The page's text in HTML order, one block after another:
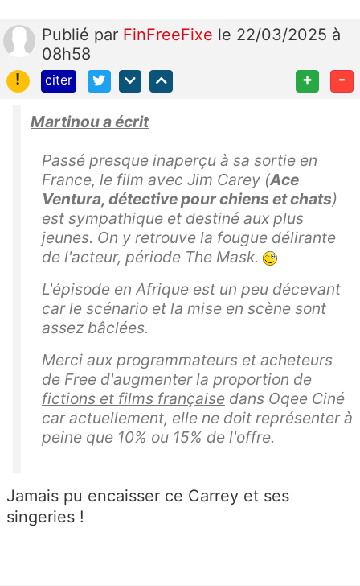
Publié par FinFreeFixe le 22/03/2025 à
08h58
!
citer + -
Martinou a écrit
Passé presque inaperçu à sa sortie en
France, le film avec Jim Carey (Ace
Ventura, détective pour chiens et chats)
est sympathique et destiné aux plus
jeunes. On y retrouve la fougue délirante
de l'acteur, période The Mask.
L'épisode en Afrique est un peu décevant
car le scénario et la mise en scène sont
assez bâclées.
Merci aux programmateurs et acheteurs
de Free d'augmenter la proportion de
fictions et films française dans Oqee Ciné
car actuellement, elle ne doit représenter à
peine que 10% ou 15% de l'offre.
Jamais pu encaisser ce Carrey et ses
singeries !